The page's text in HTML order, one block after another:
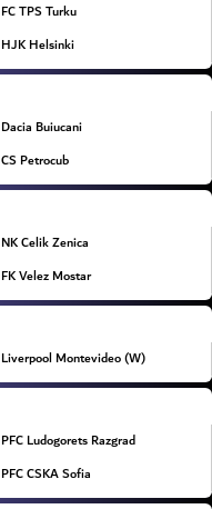
FC TPS Turku
HJK Helsinki
Dacia Buiucani
CS Petrocub
NK Celik Zenica
FK Velez Mostar
Liverpool Montevideo (W)
PFC Ludogorets Razgrad
PFC CSKA Sofia